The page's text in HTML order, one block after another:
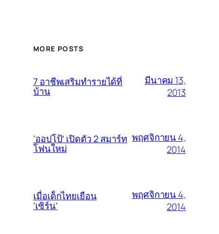
MORE POSTS
7 อาชีพเสริมทำรายได้ที่
บ้าน
มีนาคม 13,
2013
‘ออปโป้’ เปิดตัว 2 สมาร์ท
โฟนใหม่
พฤศจิกายน 4,
2014
เมื่อเด็กไทยเยือน
‘เซิร์น’
พฤศจิกายน 4,
2014